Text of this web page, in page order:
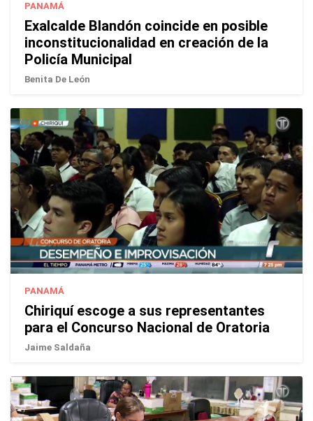
PANAMÁ
Exalcalde Blandón coincide en posible
inconstitucionalidad en creación de la
Policía Municipal
Benita De León
PANAMÁ
Chiriquí escoge a sus representantes
para el Concurso Nacional de Oratoria
Jaime Saldaña